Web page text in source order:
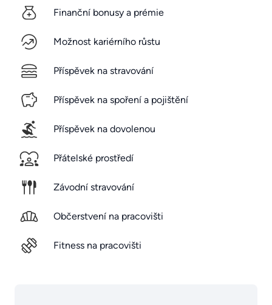
Finanční bonusy a prémie
Možnost kariérního růstu
Příspěvek na stravování
Příspěvek na spoření a pojištění
Příspěvek na dovolenou
Přátelské prostředí
Závodní stravování
Občerstvení na pracovišti
Fitness na pracovišti